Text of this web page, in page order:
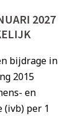
2027
bijdrage in
2015
en
per 1